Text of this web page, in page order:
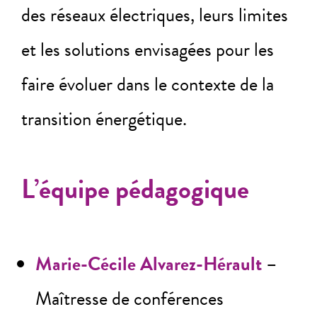
des réseaux électriques, leurs limites
et les solutions envisagées pour les
faire évoluer dans le contexte de la
transition énergétique.
L’équipe pédagogique
Marie-Cécile Alvarez-Hérault –
Maîtresse de conférences